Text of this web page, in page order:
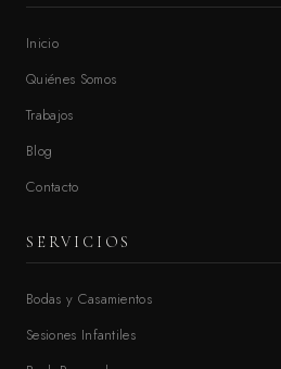
Inicio
Quiénes Somos
Trabajos
Blog
Contacto
SERVICIOS
Bodas y Casamientos
Sesiones Infantiles